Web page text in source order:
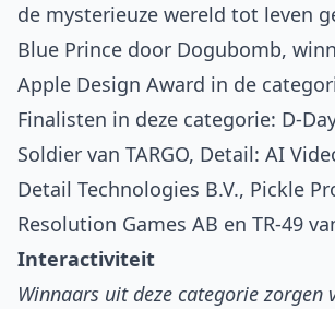
de mysterieuze wereld tot leven
Blue Prince door Dogubomb,
Apple Design Award in de
Finalisten in deze categorie: D-
Soldier van TARGO, Detail: AI
Detail Technologies B.V., Pickle
Resolution Games AB en TR-49
Interactiviteit
Winnaars uit deze categorie zorgen